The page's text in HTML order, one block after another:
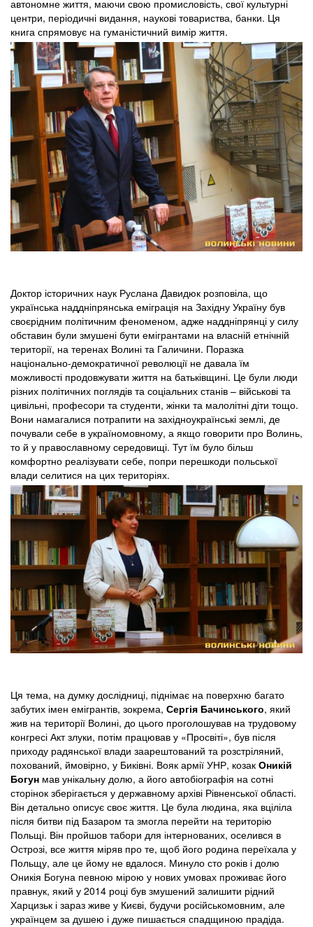
автономне життя, маючи свою промисловість, свої культурні
центри, періодичні видання, наукові товариства, банки. Ця
книга спрямовує на гуманістичний вимір життя.
Доктор історичних наук Руслана Давидюк розповіла, що
українська наддніпрянська еміграція на Західну Україну був
своєрідним політичним феноменом, адже наддніпрянці у силу
обставин були змушені бути емігрантами на власній етнічній
території, на теренах Волині та Галичини. Поразка
національно-демократичної революції не давала їм
можливості продовжувати життя на батьківщині. Це були люди
різних політичних поглядів та соціальних станів – військові та
цивільні, професори та студенти, жінки та малолітні діти тощо.
Вони намагалися потрапити на західноукраїнські землі, де
почували себе в україномовному, а якщо говорити про Волинь,
то й у православному середовищі. Тут їм було більш
комфортно реалізувати себе, попри перешкоди польської
влади селитися на цих територіях.
Ця тема, на думку дослідниці, піднімає на поверхню багато
забутих імен емігрантів, зокрема, Сергія Бачинського, який
жив на території Волині, до цього проголошував на трудовому
конгресі Акт злуки, потім працював у «Просвіті», був після
приходу радянської влади заарештований та розстріляний,
похований, ймовірно, у Биківні. Вояк армії УНР, козак Оникій
Богун мав унікальну долю, а його автобіографія на сотні
сторінок зберігається у державному архіві Рівненської області.
Він детально описує своє життя. Це була людина, яка вціліла
після битви під Базаром та змогла перейти на територію
Польщі. Він пройшов табори для інтернованих, оселився в
Острозі, все життя міряв про те, щоб його родина переїхала у
Польщу, але це йому не вдалося. Минуло сто років і долю
Оникія Богуна певною мірою у нових умовах проживає його
правнук, який у 2014 році був змушений залишити рідний
Харцизьк і зараз живе у Києві, будучи російськомовним, але
українцем за душею і дуже пишається спадщиною прадіда.